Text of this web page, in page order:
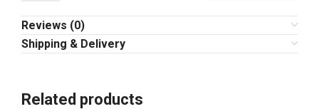
Reviews (0)
Shipping & Delivery
Related products